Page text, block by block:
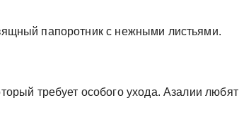
папоротник с нежными листьями.
требует особого ухода. Азалии любят